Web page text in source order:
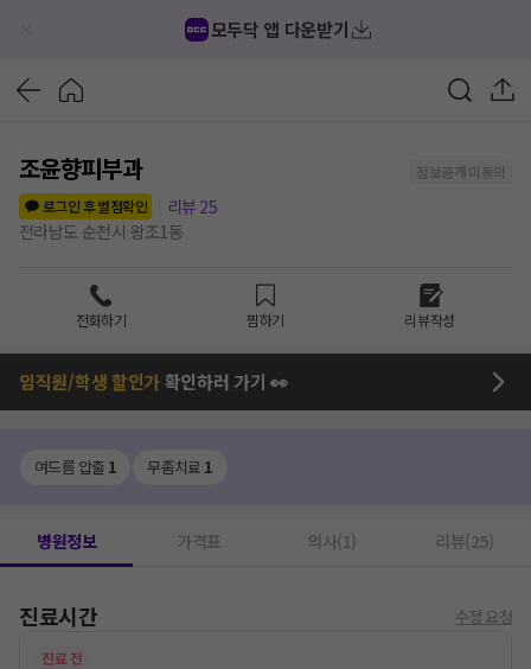
모두닥 앱 다운받기
조윤향피부과
정보공개 미동의
로그인 후 별점확인
리뷰 25
전라남도 순천시 왕조1동
전화하기 찜하기 리뷰작성
임직원/학생 할인가확인하러 가기 👀
여드름 압출 1 무좀치료 1
병원정보 가격표 의사(1) 리뷰(25)
진료시간 수정 요청
진료 전